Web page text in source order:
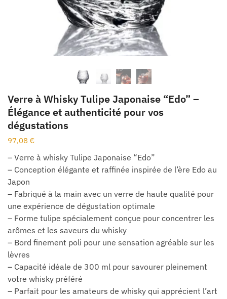
Verre à Whisky Tulipe Japonaise “Edo” –
Élégance et authenticité pour vos
dégustations
97,08 €
– Verre à whisky Tulipe Japonaise “Edo”
– Conception élégante et raffinée inspirée de l’ère Edo au
Japon
– Fabriqué à la main avec un verre de haute qualité pour
une expérience de dégustation optimale
– Forme tulipe spécialement conçue pour concentrer les
arômes et les saveurs du whisky
– Bord finement poli pour une sensation agréable sur les
lèvres
– Capacité idéale de 300 ml pour savourer pleinement
votre whisky préféré
– Parfait pour les amateurs de whisky qui apprécient l’art